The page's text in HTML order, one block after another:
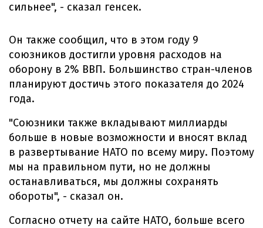
сильнее", - сказал генсек.
Он также сообщил, что в этом году 9
союзников достигли уровня расходов на
оборону в 2% ВВП. Большинство стран-членов
планируют достичь этого показателя до 2024
года.
"Союзники также вкладывают миллиарды
больше в новые возможности и вносят вклад
в развертывание НАТО по всему миру. Поэтому
мы на правильном пути, но не должны
останавливаться, мы должны сохранять
обороты", - сказал он.
Согласно отчету на сайте НАТО, больше всего